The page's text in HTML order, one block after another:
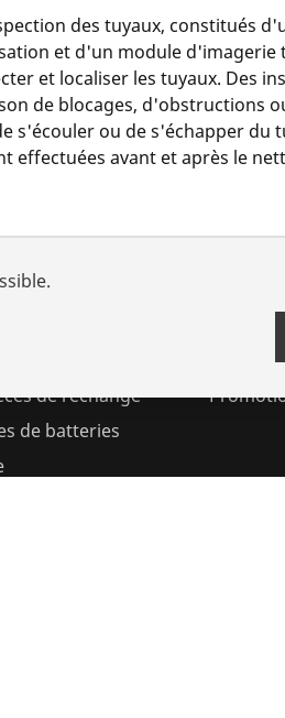
des tuyaux, constitués
et d'un module d'imagerie
et localiser les tuyaux. Des
de blocages, d'obstructions
s'écouler ou de s'échapper du
effectuées avant et après le
de rechange
de batteries